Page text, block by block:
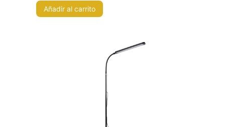
Añadir al carrito